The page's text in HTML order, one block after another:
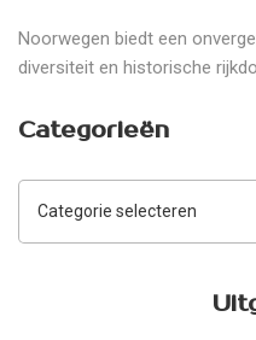
Noorwegen biedt een
diversiteit en historische
Categorieën